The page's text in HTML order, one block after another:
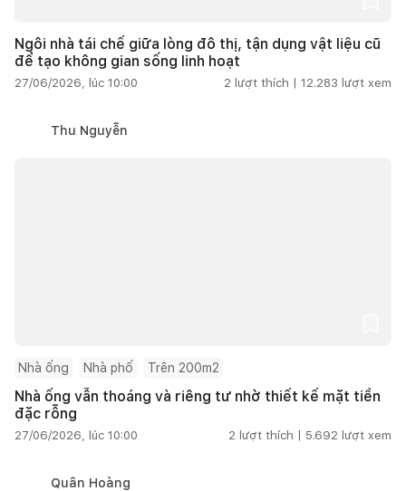
Ngôi nhà tái chế giữa lòng đô thị, tận dụng vật liệu cũ
để tạo không gian sống linh hoạt
27/06/2026, lúc 10:00 2 lượt thích | 12.283 lượt xem
Thu Nguyễn
Nhà ống Nhà phố Trên 200m2
Nhà ống vẫn thoáng và riêng tư nhờ thiết kế mặt tiền
đặc rỗng
27/06/2026, lúc 10:00 2 lượt thích | 5.692 lượt xem
Quân Hoàng